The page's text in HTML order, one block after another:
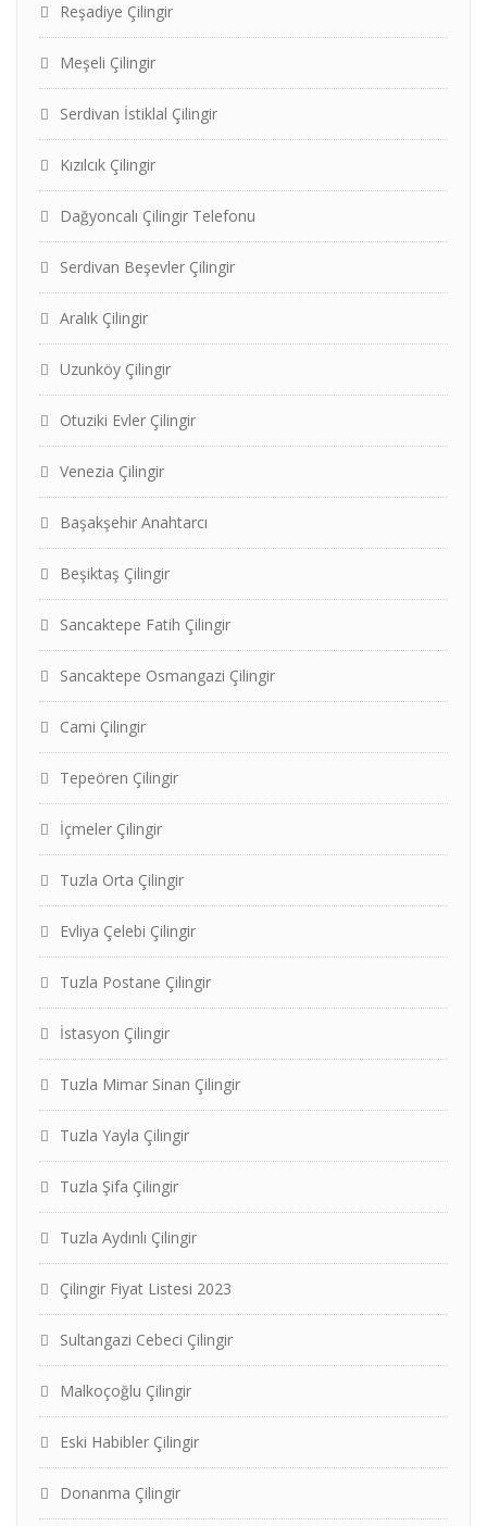
Reşadiye Çilingir
Meşeli Çilingir
Serdivan İstiklal Çilingir
Kızılcık Çilingir
Dağyoncalı Çilingir Telefonu
Serdivan Beşevler Çilingir
Aralık Çilingir
Uzunköy Çilingir
Otuziki Evler Çilingir
Venezia Çilingir
Başakşehir Anahtarcı
Beşiktaş Çilingir
Sancaktepe Fatih Çilingir
Sancaktepe Osmangazi Çilingir
Cami Çilingir
Tepeören Çilingir
İçmeler Çilingir
Tuzla Orta Çilingir
Evliya Çelebi Çilingir
Tuzla Postane Çilingir
İstasyon Çilingir
Tuzla Mimar Sinan Çilingir
Tuzla Yayla Çilingir
Tuzla Şifa Çilingir
Tuzla Aydınlı Çilingir
Çilingir Fiyat Listesi 2023
Sultangazi Cebeci Çilingir
Malkoçoğlu Çilingir
Eski Habibler Çilingir
Donanma Çilingir